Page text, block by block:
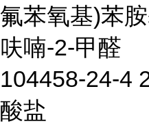
氟苯氧基)苯
呋喃-2-甲醛
104458-24-4
酸盐